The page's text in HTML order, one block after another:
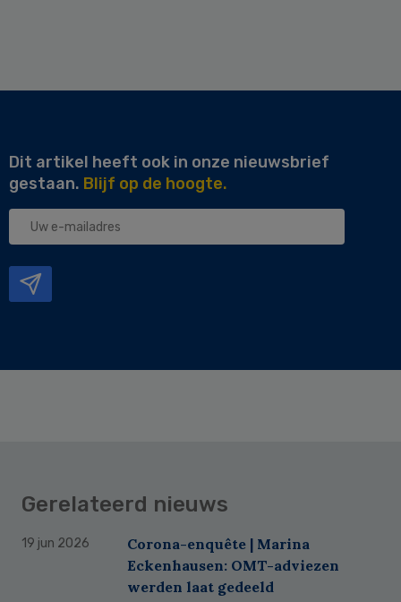
Dit artikel heeft ook in onze nieuwsbrief
gestaan. Blijf op de hoogte.
Uw
Gerelateerd nieuws
19 jun 2026
Corona-enquête | Marina
Eckenhausen: OMT-adviezen
werden laat gedeeld